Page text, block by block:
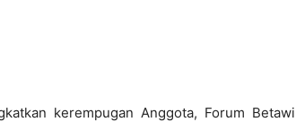
kerempugan Anggota, Forum Betawi